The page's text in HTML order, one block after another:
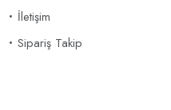
İletişim
Sipariş Takip